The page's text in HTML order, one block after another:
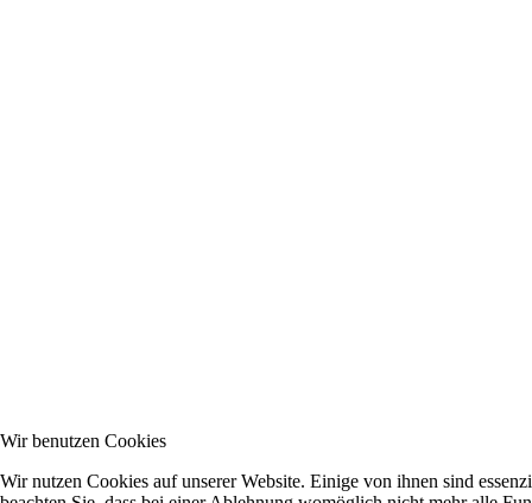
Wir benutzen Cookies
Wir nutzen Cookies auf unserer Website. Einige von ihnen sind